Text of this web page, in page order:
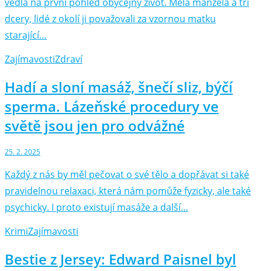
dcery, lidé z okolí ji považovali za vzornou matku
starající…
ZajímavostiZdraví
Hadí a sloní masáž, šnečí sliz, býčí
sperma. Lázeňské procedury ve
světě jsou jen pro odvážné
25. 2. 2025
Každý z nás by měl pečovat o své tělo a dopřávat si také
pravidelnou relaxaci, která nám pomůže fyzicky, ale také
psychicky. I proto existují masáže a další…
KrimiZajímavosti
Bestie z Jersey: Edward Paisnel byl